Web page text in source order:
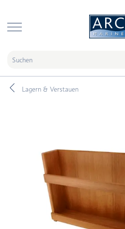
Lagern & Verstauen